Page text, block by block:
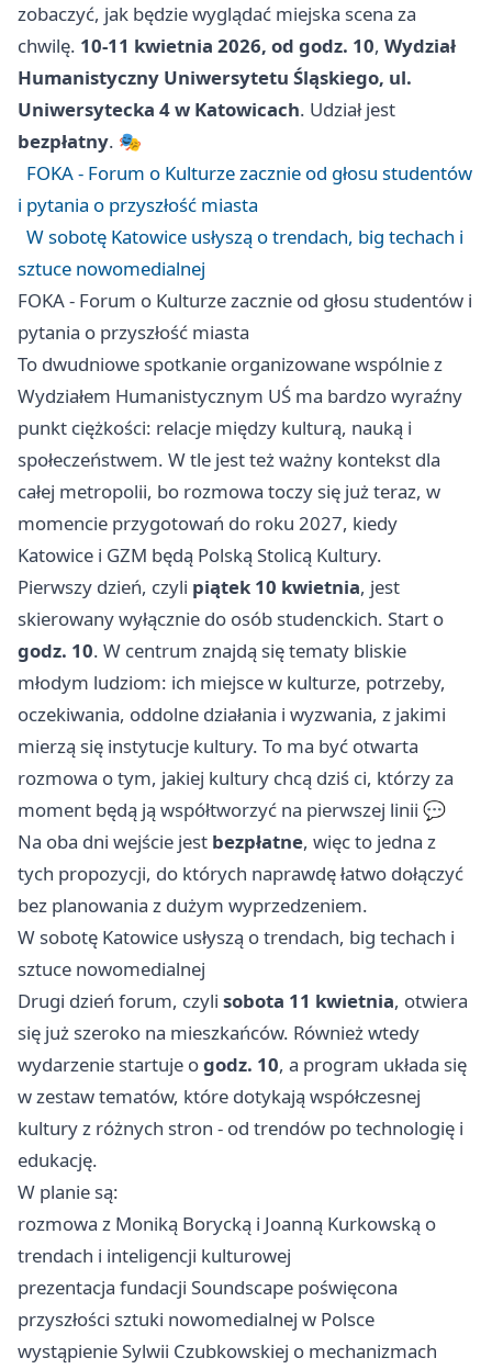
zobaczyć, jak będzie wyglądać miejska scena za
chwilę. 10-11 kwietnia 2026, od godz. 10, Wydział
Humanistyczny Uniwersytetu Śląskiego, ul.
Uniwersytecka 4 w Katowicach. Udział jest
bezpłatny. 🎭
FOKA - Forum o Kulturze zacznie od głosu studentów
i pytania o przyszłość miasta
W sobotę Katowice usłyszą o trendach, big techach i
sztuce nowomedialnej
FOKA - Forum o Kulturze zacznie od głosu studentów i
pytania o przyszłość miasta
To dwudniowe spotkanie organizowane wspólnie z
Wydziałem Humanistycznym UŚ ma bardzo wyraźny
punkt ciężkości: relacje między kulturą, nauką i
społeczeństwem. W tle jest też ważny kontekst dla
całej metropolii, bo rozmowa toczy się już teraz, w
momencie przygotowań do roku 2027, kiedy
Katowice i GZM będą Polską Stolicą Kultury.
Pierwszy dzień, czyli piątek 10 kwietnia, jest
skierowany wyłącznie do osób studenckich. Start o
godz. 10. W centrum znajdą się tematy bliskie
młodym ludziom: ich miejsce w kulturze, potrzeby,
oczekiwania, oddolne działania i wyzwania, z jakimi
mierzą się instytucje kultury. To ma być otwarta
rozmowa o tym, jakiej kultury chcą dziś ci, którzy za
moment będą ją współtworzyć na pierwszej linii 💬
Na oba dni wejście jest bezpłatne, więc to jedna z
tych propozycji, do których naprawdę łatwo dołączyć
bez planowania z dużym wyprzedzeniem.
W sobotę Katowice usłyszą o trendach, big techach i
sztuce nowomedialnej
Drugi dzień forum, czyli sobota 11 kwietnia, otwiera
się już szeroko na mieszkańców. Również wtedy
wydarzenie startuje ogodz. 10, a program układa się
w zestaw tematów, które dotykają współczesnej
kultury z różnych stron - od trendów po technologię i
edukację.
W planie są:
rozmowa z Moniką Borycką i Joanną Kurkowską o
trendach i inteligencji kulturowej
prezentacja fundacji Soundscape poświęcona
przyszłości sztuki nowomedialnej w Polsce
wystąpienie Sylwii Czubkowskiej o mechanizmach